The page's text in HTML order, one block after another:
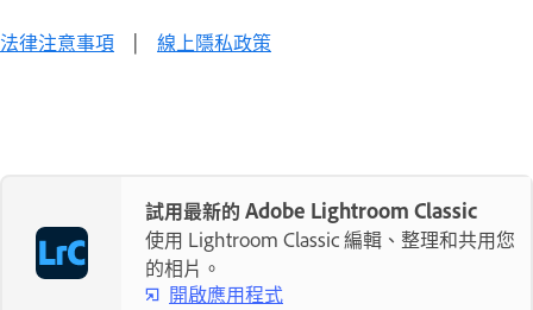
法律注意事項 | 線上隱私政策
試用最新的 Adobe Lightroom Classic
使用 Lightroom Classic 編輯、整理和共用您
的相片。
開啟應用程式